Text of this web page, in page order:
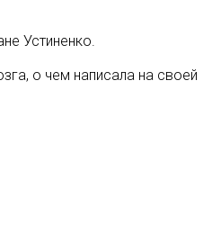
Устиненко.
о чем написала на своей